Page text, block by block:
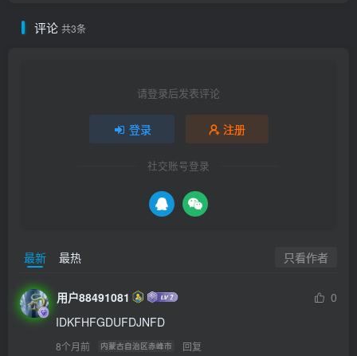
评论 共3条
请登录后发表评论
登录 注册
社交账号登录
最新 最热 只看作者
用户88491081
0
IDKFHFGDUFDJNFD
8个月前 内蒙古自治区赤峰市 回复